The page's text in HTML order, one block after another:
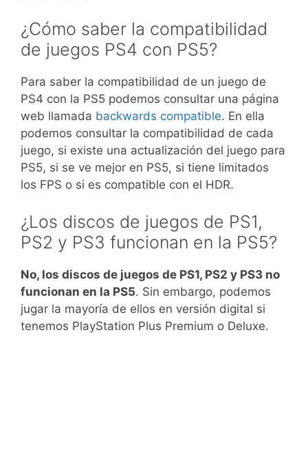
¿Cómo saber la compatibilidad
de juegos PS4 con PS5?
Para saber la compatibilidad de un juego de
PS4 con la PS5 podemos consultar una página
web llamada backwards compatible. En ella
podemos consultar la compatibilidad de cada
juego, si existe una actualización del juego para
PS5, si se ve mejor en PS5, si tiene limitados
los FPS o si es compatible con el HDR.
¿Los discos de juegos de PS1,
PS2 y PS3 funcionan en la PS5?
No, los discos de juegos de PS1, PS2 y PS3 no
funcionan en la PS5. Sin embargo, podemos
jugar la mayoría de ellos en versión digital si
tenemos PlayStation Plus Premium o Deluxe.